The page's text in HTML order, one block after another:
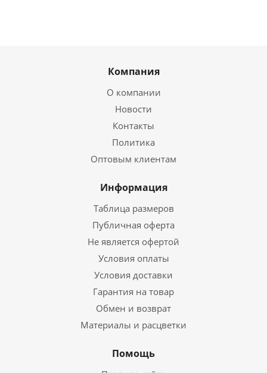
Компания
О компании
Новости
Контакты
Политика
Оптовым клиентам
Информация
Таблица размеров
Публичная оферта
Не является офертой
Условия оплаты
Условия доставки
Гарантия на товар
Обмен и возврат
Материалы и расцветки
Помощь